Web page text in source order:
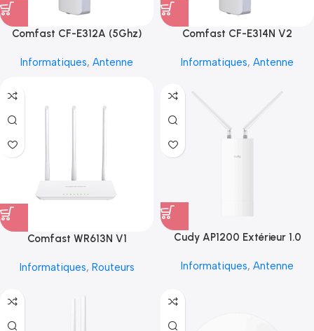
Comfast CF-E312A (5Ghz)
Informatiques, Antenne
Comfast CF-E314N V2
Informatiques, Antenne
Comfast WR613N V1
Informatiques, Routeurs
Cudy AP1200 Extérieur 1.0
Informatiques, Antenne